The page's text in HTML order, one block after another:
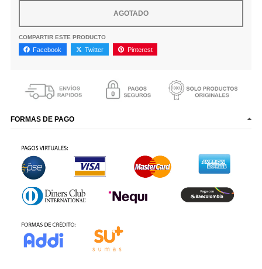
AGOTADO
COMPARTIR ESTE PRODUCTO
Facebook Twitter Pinterest
FORMAS DE PAGO